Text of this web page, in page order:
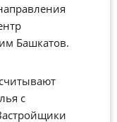
Башкатов.
с